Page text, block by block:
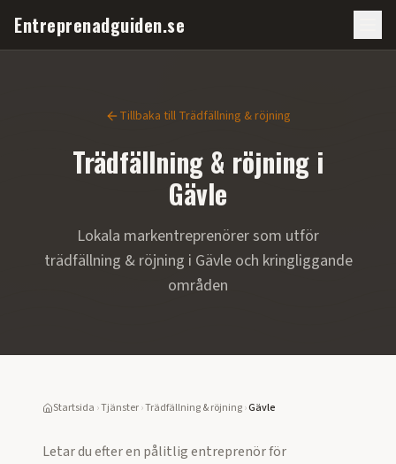
Entreprenadguiden.se
Tillbaka till Trädfällning & röjning
Trädfällning & röjning i
Gävle
Lokala markentreprenörer som utför
trädfällning & röjning i Gävleoch kringliggande
områden
Startsida ›Tjänster›Trädfällning & röjning›Gävle
Letar du efter en pålitlig entreprenör för